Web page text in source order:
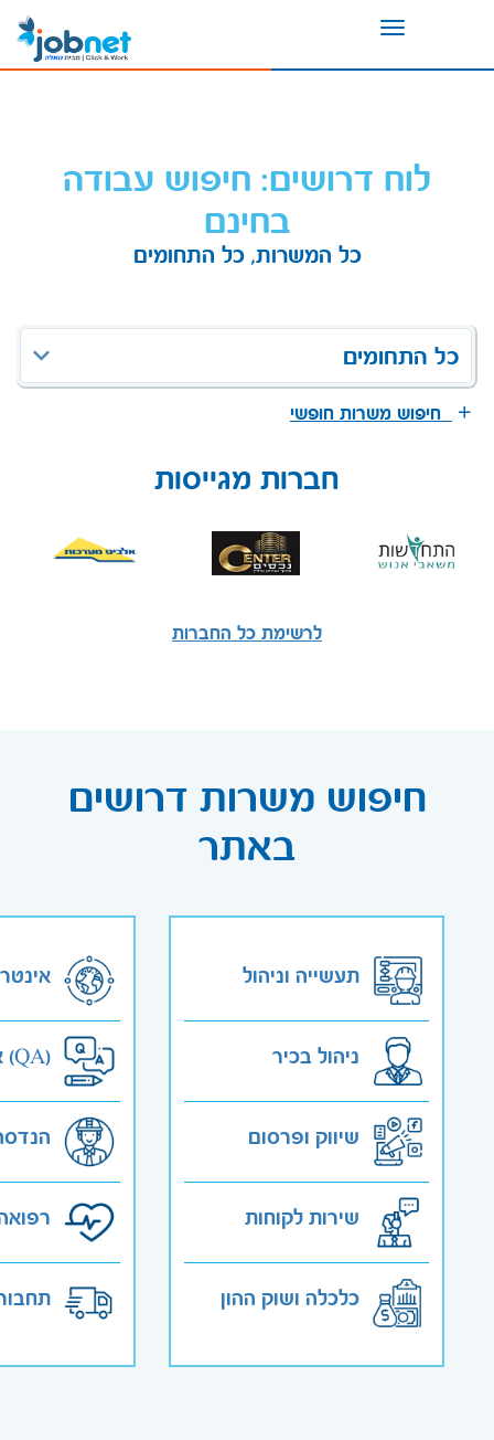
Toggle
לוח דרושים: חיפוש עבודה
בחינם
כל המשרות, כל התחומים
כל התחומים
חיפוש משרות חופשי
חברות מגייסות
לרשימת כל החברות
חיפוש משרות דרושים
באתר
תעשייה וניהול
ניהול בכיר
שיווק ופרסום
שירות לקוחות
כלכלה ושוק ההון
אבטחת איכות (QA)